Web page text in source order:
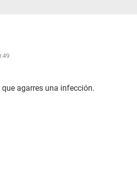
agarres una infección.